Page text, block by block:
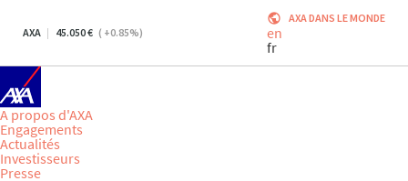
AXA 45.050 ( +0.85%)
AXA DANS LE MONDE
en
fr
A propos d'AXA
Engagements
Actualités
Investisseurs
Presse